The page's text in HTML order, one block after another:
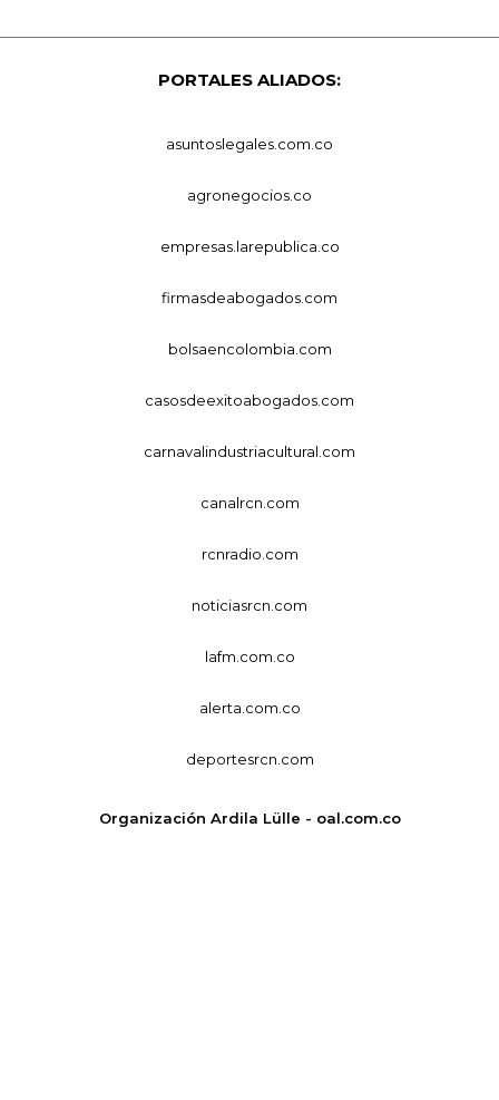
PORTALES ALIADOS:
asuntoslegales.com.co
agronegocios.co
empresas.larepublica.co
firmasdeabogados.com
bolsaencolombia.com
casosdeexitoabogados.com
carnavalindustriacultural.com
canalrcn.com
rcnradio.com
noticiasrcn.com
lafm.com.co
alerta.com.co
deportesrcn.com
Organización Ardila Lülle - oal.com.co